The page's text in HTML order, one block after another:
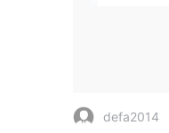
defa2014